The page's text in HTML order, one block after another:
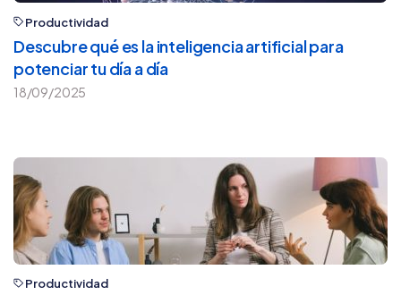
Productividad
Descubre qué es la inteligencia artificial para
potenciar tu día a día
18/09/2025
Productividad